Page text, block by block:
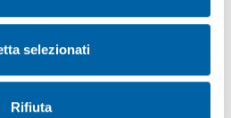
selezionati
Rifiuta